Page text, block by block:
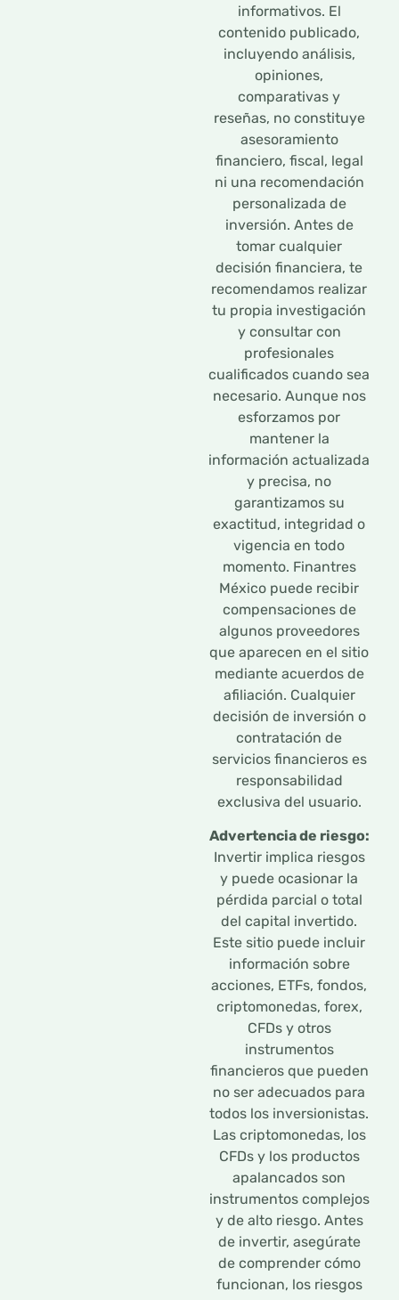
informativos. El
contenido publicado,
incluyendo análisis,
opiniones,
comparativas y
reseñas, no constituye
asesoramiento
financiero, fiscal, legal
ni una recomendación
personalizada de
inversión. Antes de
tomar cualquier
decisión financiera, te
recomendamos realizar
tu propia investigación
y consultar con
profesionales
cualificados cuando sea
necesario. Aunque nos
esforzamos por
mantener la
información actualizada
y precisa, no
garantizamos su
exactitud, integridad o
vigencia en todo
momento. Finantres
México puede recibir
compensaciones de
algunos proveedores
que aparecen en el sitio
mediante acuerdos de
afiliación. Cualquier
decisión de inversión o
contratación de
servicios financieros es
responsabilidad
exclusiva del usuario.
Advertencia de riesgo:
Invertir implica riesgos
y puede ocasionar la
pérdida parcial o total
del capital invertido.
Este sitio puede incluir
información sobre
acciones, ETFs, fondos,
criptomonedas, forex,
CFDs y otros
instrumentos
financieros que pueden
no ser adecuados para
todos los inversionistas.
Las criptomonedas, los
CFDs y los productos
apalancados son
instrumentos complejos
y de alto riesgo. Antes
de invertir, asegúrate
de comprender cómo
funcionan, los riesgos